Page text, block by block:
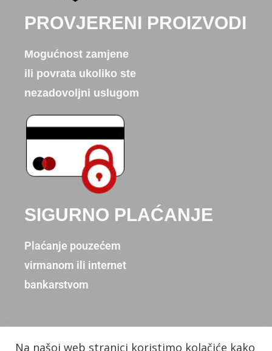
PROVJERENI PROIZVODI
Mogućnost zamjene
ili povrata ukoliko ste
nezadovoljni uslugom
SIGURNO PLAĆANJE
Plaćanje pouzećem
virmanom ili internet
bankarstvom
Na našoj web stranici koristimo kolačiće kako